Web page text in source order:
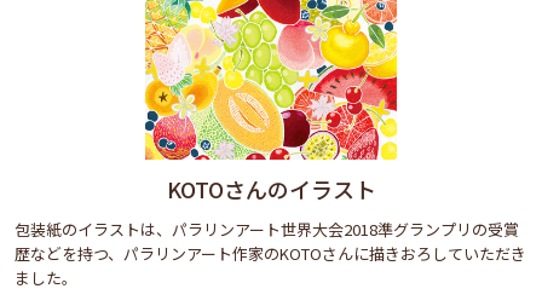
KOTOさんのイラスト
包装紙のイラストは、パラリンアート世界大会2018準グランプリの受賞
歴などを持つ、パラリンアート作家のKOTOさんに描きおろしていただき
ました。